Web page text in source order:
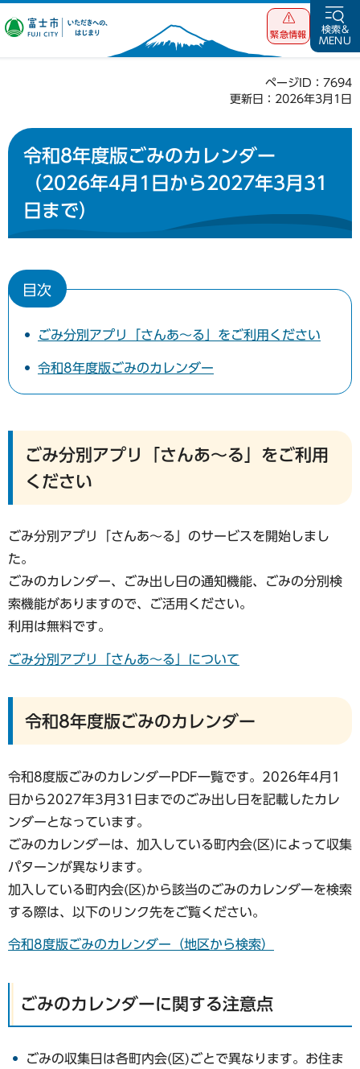
富士市 いただ
緊急情報
検索&
MENU
ページID：7694
更新日：2026年3月1日
令和8年度版ごみのカレンダー
（2026年4月1日から2027年3月31
日まで）
目次
ごみ分別アプリ「さんあ～る」をご利用ください
令和8年度版ごみのカレンダー
ごみ分別アプリ「さんあ～る」をご利用
ください
ごみ分別アプリ「さんあ～る」のサービスを開始しまし
た。
ごみのカレンダー、ごみ出し日の通知機能、ごみの分別検
索機能がありますので、ご活用ください。
利用は無料です。
ごみ分別アプリ「さんあ～る」について
令和8年度版ごみのカレンダー
令和8度版ごみのカレンダーPDF一覧です。2026年4月1
日から2027年3月31日までのごみ出し日を記載したカレ
ンダーとなっています。
ごみのカレンダーは、加入している町内会(区)によって収集
パターンが異なります。
加入している町内会(区)から該当のごみのカレンダーを検索
する際は、以下のリンク先をご覧ください。
令和8度版ごみのカレンダー（地区から検索）
ごみのカレンダーに関する注意点
ごみの収集日は各町内会(区)ごとで異なります。お住ま